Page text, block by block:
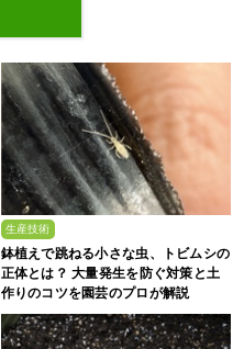
生産技術
鉢植えで跳ねる小さな虫、トビムシの
正体とは？ 大量発生を防ぐ対策と土
作りのコツを園芸のプロが解説